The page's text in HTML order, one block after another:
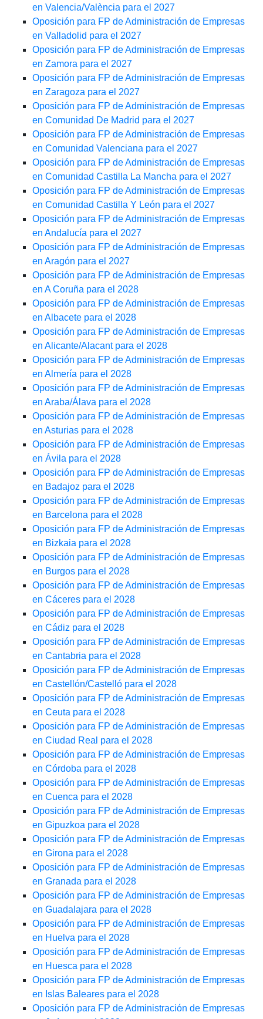
en Valencia/València para el 2027
Oposición para FP de Administración de Empresas
en Valladolid para el 2027
Oposición para FP de Administración de Empresas
en Zamora para el 2027
Oposición para FP de Administración de Empresas
en Zaragoza para el 2027
Oposición para FP de Administración de Empresas
en Comunidad De Madrid para el 2027
Oposición para FP de Administración de Empresas
en Comunidad Valenciana para el 2027
Oposición para FP de Administración de Empresas
en Comunidad Castilla La Mancha para el 2027
Oposición para FP de Administración de Empresas
en Comunidad Castilla Y León para el 2027
Oposición para FP de Administración de Empresas
en Andalucía para el 2027
Oposición para FP de Administración de Empresas
en Aragón para el 2027
Oposición para FP de Administración de Empresas
en A Coruña para el 2028
Oposición para FP de Administración de Empresas
en Albacete para el 2028
Oposición para FP de Administración de Empresas
en Alicante/Alacant para el 2028
Oposición para FP de Administración de Empresas
en Almería para el 2028
Oposición para FP de Administración de Empresas
en Araba/Álava para el 2028
Oposición para FP de Administración de Empresas
en Asturias para el 2028
Oposición para FP de Administración de Empresas
en Ávila para el 2028
Oposición para FP de Administración de Empresas
en Badajoz para el 2028
Oposición para FP de Administración de Empresas
en Barcelona para el 2028
Oposición para FP de Administración de Empresas
en Bizkaia para el 2028
Oposición para FP de Administración de Empresas
en Burgos para el 2028
Oposición para FP de Administración de Empresas
en Cáceres para el 2028
Oposición para FP de Administración de Empresas
en Cádiz para el 2028
Oposición para FP de Administración de Empresas
en Cantabria para el 2028
Oposición para FP de Administración de Empresas
en Castellón/Castelló para el 2028
Oposición para FP de Administración de Empresas
en Ceuta para el 2028
Oposición para FP de Administración de Empresas
en Ciudad Real para el 2028
Oposición para FP de Administración de Empresas
en Córdoba para el 2028
Oposición para FP de Administración de Empresas
en Cuenca para el 2028
Oposición para FP de Administración de Empresas
en Gipuzkoa para el 2028
Oposición para FP de Administración de Empresas
en Girona para el 2028
Oposición para FP de Administración de Empresas
en Granada para el 2028
Oposición para FP de Administración de Empresas
en Guadalajara para el 2028
Oposición para FP de Administración de Empresas
en Huelva para el 2028
Oposición para FP de Administración de Empresas
en Huesca para el 2028
Oposición para FP de Administración de Empresas
en Islas Baleares para el 2028
Oposición para FP de Administración de Empresas